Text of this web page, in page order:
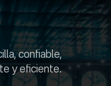
confiable,
y eficiente.